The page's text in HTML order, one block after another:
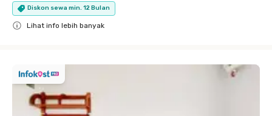
Diskon sewa min. 12 Bulan
Lihat info lebih banyak